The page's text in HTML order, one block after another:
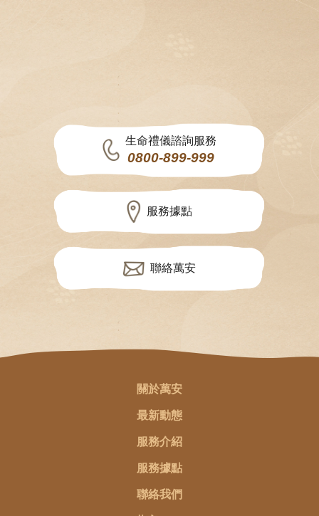
生命禮儀諮詢服務
0800-899-999
服務據點
聯絡萬安
關於萬安
最新動態
服務介紹
服務據點
聯絡我們